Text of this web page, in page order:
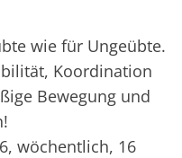
wie für Ungeübte.
Koordination
Bewegung und
wöchentlich, 16